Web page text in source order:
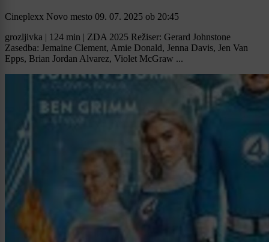
Cineplexx Novo mesto 09. 07. 2025 ob 20:45
grozljivka | 124 min | ZDA 2025 Režiser: Gerard Johnstone
Zasedba: Jemaine Clement, Amie Donald, Jenna Davis, Jen Van
Epps, Brian Jordan Alvarez, Violet McGraw ...